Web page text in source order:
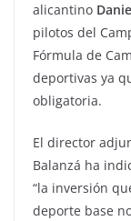
alicantino
pilotos del
Fórmula de
deportivas ya
obligatoria.
El director
Balanzá ha
“la inversión
deporte base